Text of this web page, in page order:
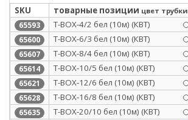
SKU товарные позиции цвет трубки
65593 Т-BOX-4/2 бел (10м) (КВТ)
65600 Т-BOX-6/3 бел (10м) (КВТ)
65607 Т-BOX-8/4 бел (10м) (КВТ)
65614 Т-BOX-10/5 бел (10м) (КВТ)
65621 Т-BOX-12/6 бел (10м) (КВТ)
65628 Т-BOX-16/8 бел (10м) (КВТ)
65635 Т-BOX-20/10 бел (10м) (КВТ)